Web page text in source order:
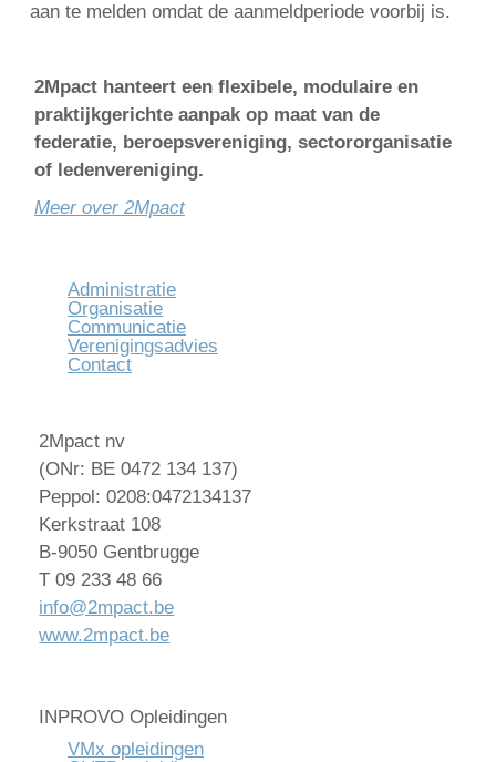
aan te melden omdat de aanmeldperiode voorbij is.
2Mpact hanteert een flexibele, modulaire en
praktijkgerichte aanpak op maat van de
federatie, beroepsvereniging, sectororganisatie
of ledenvereniging.
Meer over 2Mpact
Administratie
Organisatie
Communicatie
Verenigingsadvies
Contact
2Mpact nv
(ONr: BE 0472 134 137)
Peppol: 0208:0472134137
Kerkstraat 108
B-9050 Gentbrugge
T 09 233 48 66
info@2mpact.be
www.2mpact.be
INPROVO Opleidingen
VMx opleidingen